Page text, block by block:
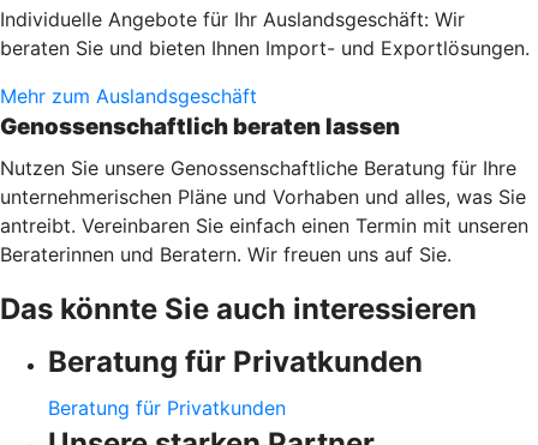
Individuelle Angebote für Ihr Auslandsgeschäft: Wir
beraten Sie und bieten Ihnen Import- und Exportlösungen.
Mehr zum Auslandsgeschäft
Genossenschaftlich beraten lassen
Nutzen Sie unsere Genossenschaftliche Beratung für Ihre
unternehmerischen Pläne und Vorhaben und alles, was Sie
antreibt. Vereinbaren Sie einfach einen Termin mit unseren
Beraterinnen und Beratern. Wir freuen uns auf Sie.
Das könnte Sie auch interessieren
Beratung für Privatkunden
Beratung für Privatkunden